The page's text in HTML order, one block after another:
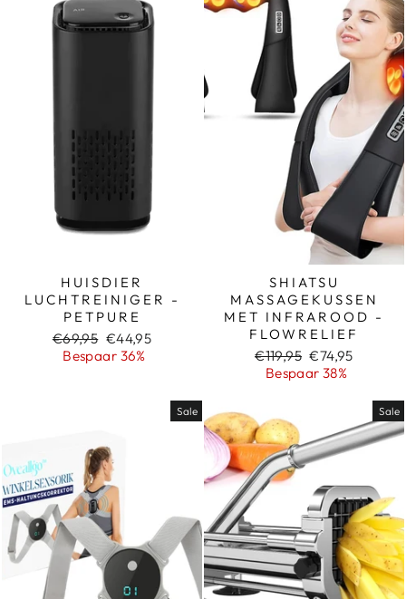
HUISDIER
LUCHTREINIGER -
PETPURE
Normale
prijs
€69,95 Sale
prijs
€44,95
Bespaar 36%
SHIATSU
MASSAGEKUSSEN
MET INFRAROOD -
FLOWRELIEF
Normale
prijs
€119,95 Sale
prijs
€74,95
Bespaar 38%
Sale Sale